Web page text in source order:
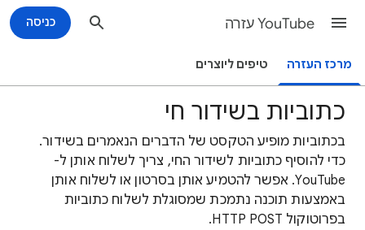
YouTube עזרה כניסה
מרכז העזרה טיפים ליוצרים
כתוביות בשידור חי
בכתוביות מופיע הטקסט של הדברים הנאמרים בשידור.
כדי להוסיף כתוביות לשידור החי, צריך לשלוח אותן ל-
YouTube. אפשר להטמיע אותן בסרטון או לשלוח אותן
באמצעות תוכנה נתמכת שמסוגלת לשלוח כתוביות
בפרוטוקול HTTP POST.